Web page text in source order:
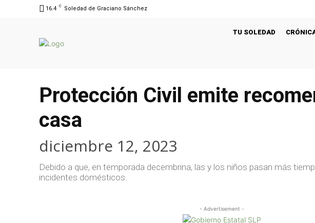
16.4 C Soledad de Graciano Sánchez
TU SOLEDAD
Protección Civil emite
casa
diciembre 12, 2023
Debido a que, en temporada decembrina, las y los niños pasan más
incidentes domésticos.
- Advertisement -